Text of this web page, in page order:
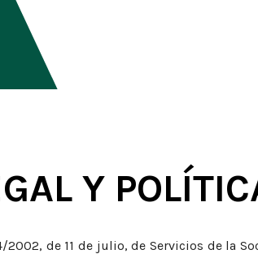
Y
de 11 de julio, de Servicios de la